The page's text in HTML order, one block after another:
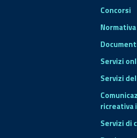
Concorsi
Normativa
Servizi
Servizi del
ricreativa
Servizi di